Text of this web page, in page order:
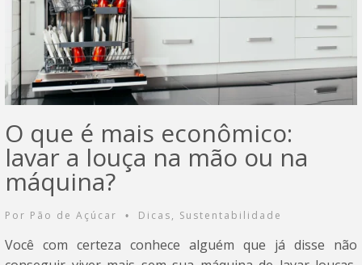
O que é mais econômico:
lavar a louça na mão ou na
máquina?
Por Pão de Açúcar • Dicas, Sustentabilidade
Você com certeza conhece alguém que já disse não